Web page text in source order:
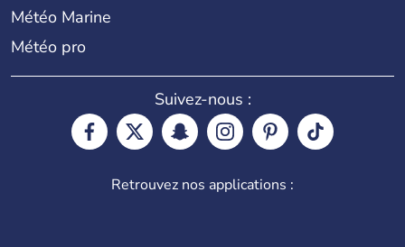
Météo Marine
Météo pro
Suivez-nous :
Retrouvez nos applications :